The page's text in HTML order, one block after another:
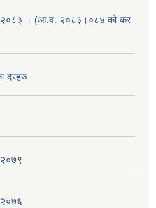
२०८३ । (आ.व. २०८३।०८४ को कर
दरहरु
२०७९
२०७६